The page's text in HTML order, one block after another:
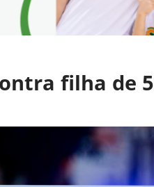
filha de 5